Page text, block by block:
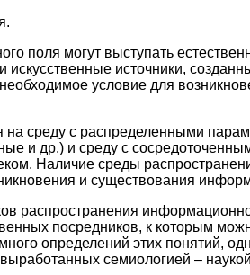
поля могут выступать
источники,
условие для
на среду с распределенными
и др.) и среду с
Наличие среды
и существования
распространения
посредников, к которым
определений этих понятий,
выработанных семиологией –